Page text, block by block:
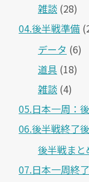
雑談 (28)
04.後半戦準備
データ (6)
道具 (18)
雑談 (4)
05.日本一周：
06.後半戦終了後
後半戦まと
07.日本一周終